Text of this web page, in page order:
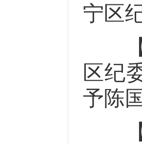
宁区
【
区纪
予陈
【